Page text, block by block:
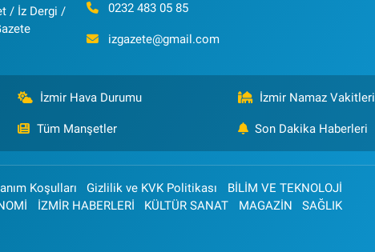
/ İz Dergi /
0232 483 05 85
izgazete@gmail.com
İzmir Hava Durumu İzmir Namaz Vakitleri
Tüm Manşetler Son Dakika Haberleri
Koşulları Gizlilik ve KVK Politikası
BİLİM VE TEKNOLOJİ
İZMİR HABERLERİ KÜLTÜR SANAT MAGAZİN
SAĞLIK